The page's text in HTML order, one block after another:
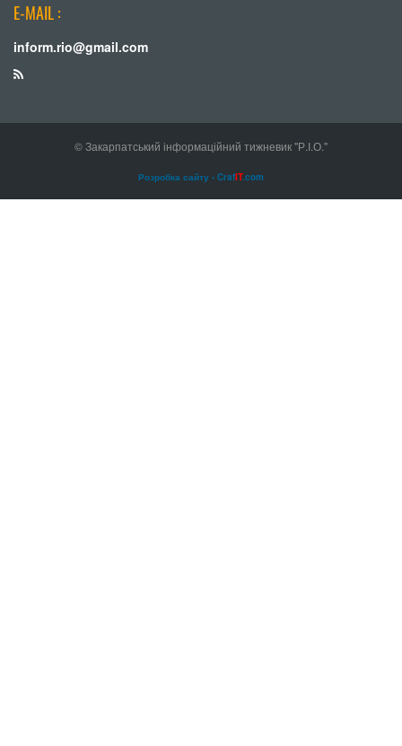
E-MAIL :
inform.rio@gmail.com
© Закарпатський інформаційний тижневик "Р.І.О."
Розробка сайту - CrafIT.com